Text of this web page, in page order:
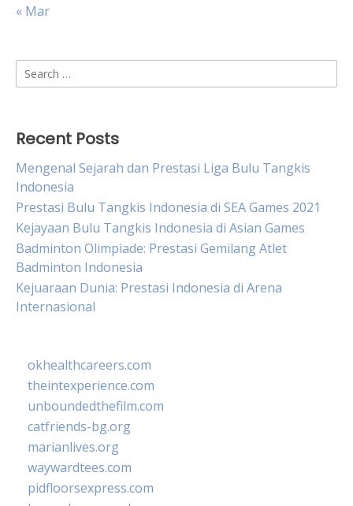
« Mar
Search
for:
Recent Posts
Mengenal Sejarah dan Prestasi Liga Bulu Tangkis
Indonesia
Prestasi Bulu Tangkis Indonesia di SEA Games 2021
Kejayaan Bulu Tangkis Indonesia di Asian Games
Badminton Olimpiade: Prestasi Gemilang Atlet
Badminton Indonesia
Kejuaraan Dunia: Prestasi Indonesia di Arena
Internasional
okhealthcareers.com
theintexperience.com
unboundedthefilm.com
catfriends-bg.org
marianlives.org
waywardtees.com
pidfloorsexpress.com